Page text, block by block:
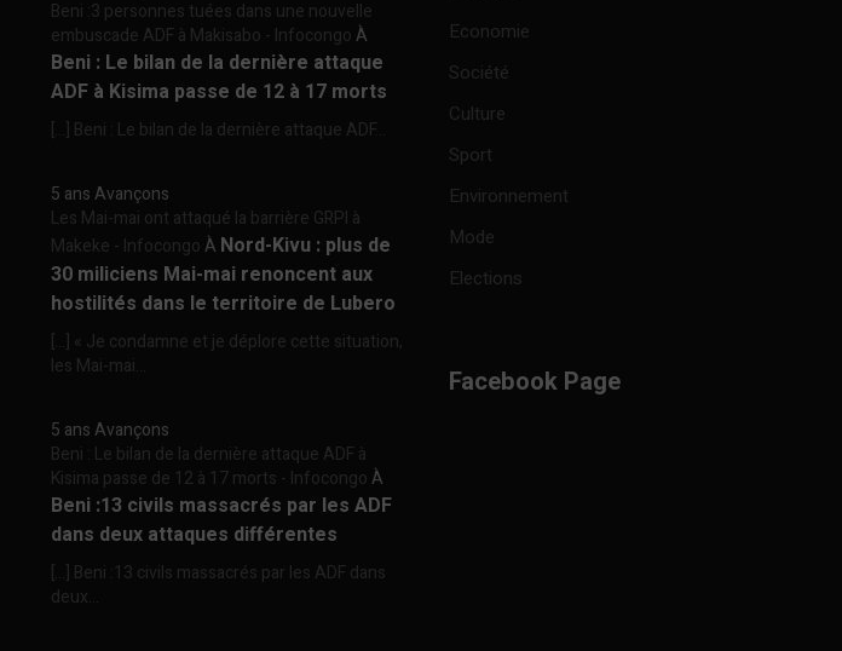
Beni :3 personnes tuées dans une nouvelle
embuscade ADF à Makisabo - InfocongoÀ
Beni : Le bilan de la dernière attaque
ADF à Kisima passe de 12 à 17 morts
[…] Beni : Le bilan de la dernière attaque ADF...
5 ans Avançons
Les Mai-mai ont attaqué la barrière GRPI à
Makeke - InfocongoÀ Nord-Kivu : plus de
30 miliciens Mai-mai renoncent aux
hostilités dans le territoire de Lubero
[…] « Je condamne et je déplore cette situation,
les Mai-mai...
5 ans Avançons
Beni : Le bilan de la dernière attaque ADF à
Kisima passe de 12 à 17 morts - InfocongoÀ
Beni :13 civils massacrés par les ADF
dans deux attaques différentes
[…] Beni :13 civils massacrés par les ADF dans
deux...
Economie
Société
Culture
Sport
Environnement
Mode
Elections
Facebook Page